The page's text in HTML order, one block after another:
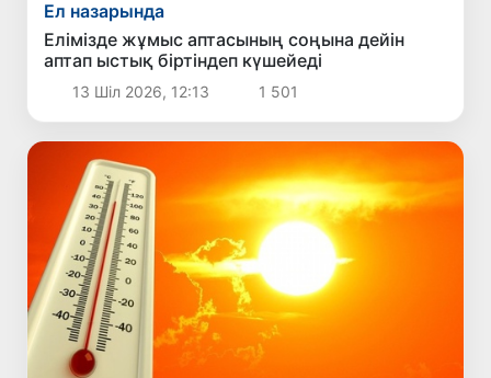
Ел назарында
Елімізде жұмыс аптасының соңына дейін
аптап ыстық біртіндеп күшейеді
13 Шіл 2026, 12:13 1 501